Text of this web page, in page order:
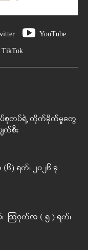
YouTube
TikTok
ပ်စုတပ်ရဲ့ တိုက်ခိုက်မှုတွေ
က်စီး
) ရက်၊ ၂၀၂၆ ခု
စ်၊ ဩဂုတ်လ ( ၅ ) ရက်၊